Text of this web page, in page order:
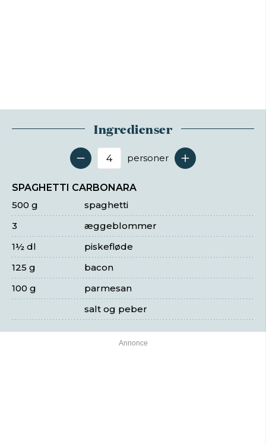
Ingredienser
Antal serveringer
personer
SPAGHETTI CARBONARA
spaghetti
500 g
æggeblommer
3
piskefløde
1½ dl
bacon
125 g
parmesan
100 g
salt og peber